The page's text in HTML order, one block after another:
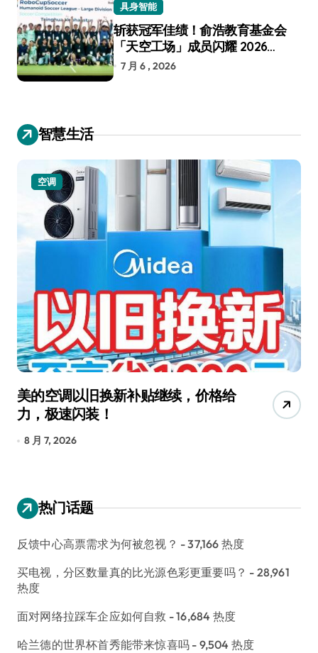
具身智能
斩获冠军佳绩！俞浩教育基金会
「天空工场」成员闪耀 2026
RoboCup 机器人世界杯
7 月 6 , 2026
智慧生活
空调
美的空调以旧换新补贴继续，价格给
力，极速闪装！
8 月 7, 2026
热门话题
反馈中心高票需求为何被忽视？ - 37,166 热度
买电视，分区数量真的比光源色彩更重要吗？ - 28,961
热度
面对网络拉踩车企应如何自救 - 16,684 热度
哈兰德的世界杯首秀能带来惊喜吗 - 9,504 热度